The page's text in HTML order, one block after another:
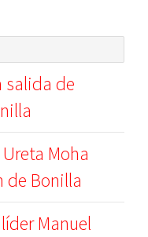
salida de
Moha
de Bonilla
Manuel